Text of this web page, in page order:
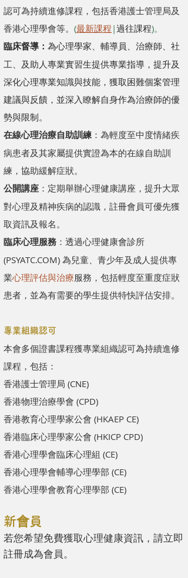
認可為持續進修課程，包括香港護士管理局及
香港心理學會等。 (最新課程 |過往課程)。
臨床督導： 為心理學家、輔導員、治療師、社
工、及助人專業實習生提供專業指導 ，提升及
深化心理專業知識與技能，獲取困難個案管理
建議與反饋，並深入瞭解自身作為治療師的優
勢與限制。
在線心理治療自助訓練：為輕度至中度情緒疾
病患者及其家屬提供實證為本的在線自助訓
練，協助緩解症狀。
公開講座 ：定期舉辦心理健康講座，提升大眾
對心理及精神疾病的認識，註冊會員可優先獲
取資訊及報名。
臨床心理服務 ：透過心理健康會診所
(PSYATC.COM) 為兒童、青少年及成人提供專
業心理評估與治療服務，包括輕度至重度症狀
患者，並為有需要的學生提供特快評估安排。
專業組織認可
本會多個證書課程獲專業組織認可為持續進修
課程，包括：
香港護士管理局 (CNE)
香港物理治療學會 (CPD)
香港教育心理學家公會 (HKAEP CE)
香港臨床心理學家公會 (HKICP CPD)
香港心理學會臨床心理組 (CE)
香港心理學會輔導心理學部 (CE)
香港心理學會教育心理學部 (CE)
新會員
若您希望免費獲取心理健康資訊，請立即
註冊成為會員。